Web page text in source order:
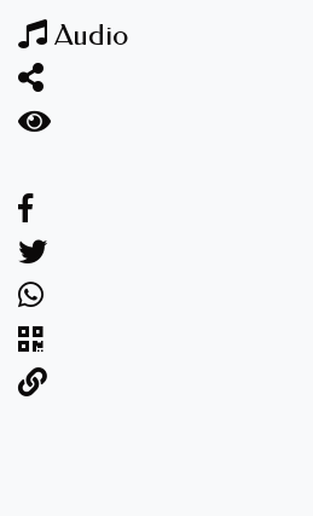
Audio